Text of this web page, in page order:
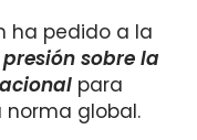
ha pedido a la
sobre la
para
norma global.